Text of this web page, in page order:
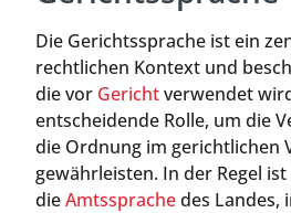
Die Gerichtssprache ist ein
rechtlichen Kontext und
die vor Gerichtverwendet
entscheidende Rolle, um die
die Ordnung im gerichtlichen
gewährleisten. In der Regel
dieAmtssprachedes Landes,